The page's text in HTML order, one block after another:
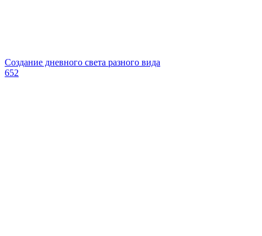
Создание дневного света разного вида
652